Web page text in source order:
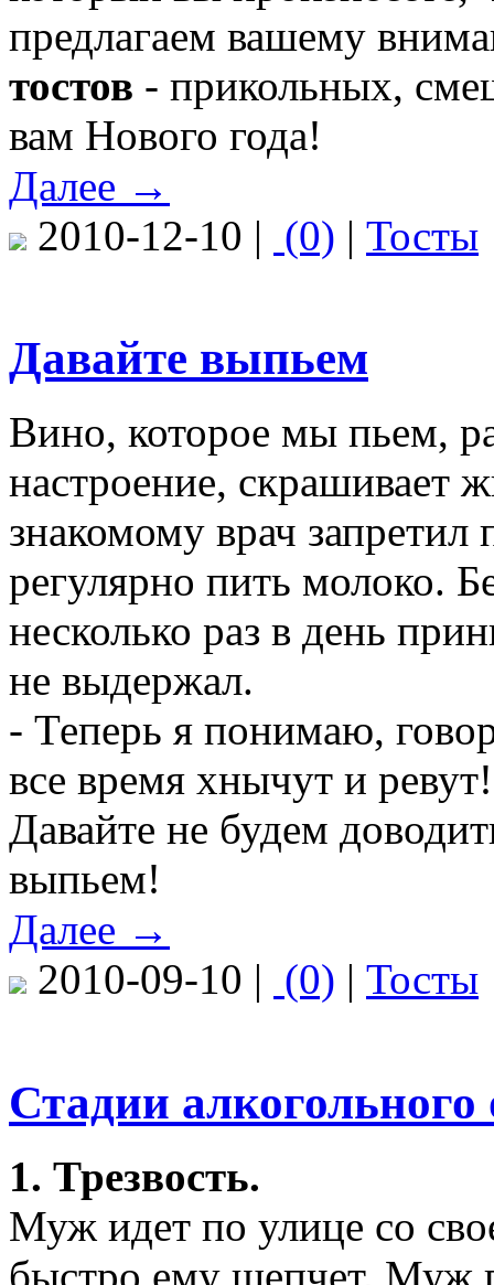
предлагаем вашему
тостов - прикольных,
вам Нового года!
Далее →
2010-12-10 | (0) | Тосты
Давайте выпьем
Вино, которое мы пьем,
настроение, скрашивает
знакомому врач запретил
регулярно пить молоко.
несколько раз в день
не выдержал.
- Теперь я понимаю,
все время хнычут и ревут!
Давайте не будем
выпьем!
Далее →
2010-09-10 | (0) | Тосты
Стадии
1. Трезвость.
Муж идет по улице со